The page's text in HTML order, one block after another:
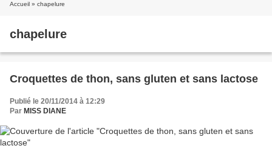
Accueil » chapelure
chapelure
Croquettes de thon, sans gluten et sans lactose
Publié le 20/11/2014 à 12:29
Par MISS DIANE